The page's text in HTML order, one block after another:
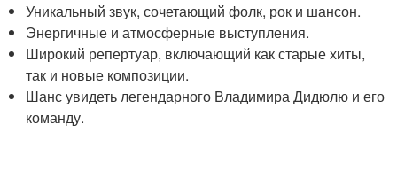
Уникальный звук, сочетающий фолк, рок и шансон.
Энергичные и атмосферные выступления.
Широкий репертуар, включающий как старые хиты,
так и новые композиции.
Шанс увидеть легендарного Владимира Дидюлю и его
команду.